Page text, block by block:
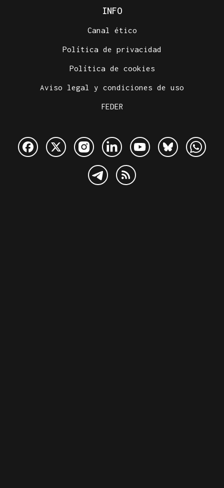
INFO
Canal ético
Política de privacidad
Política de cookies
Aviso legal y condiciones de uso
FEDER